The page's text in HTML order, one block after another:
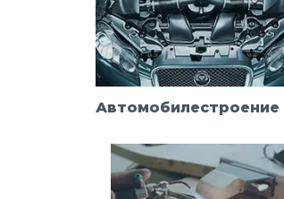
Автомобилестроение